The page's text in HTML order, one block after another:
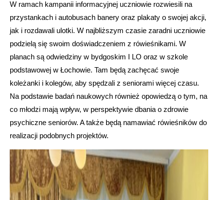
W ramach kampanii informacyjnej uczniowie rozwiesili na
przystankach i autobusach banery oraz plakaty o swojej akcji,
jak i rozdawali ulotki. W najbliższym czasie zaradni uczniowie
podzielą się swoim doświadczeniem z rówieśnikami. W
planach są odwiedziny w bydgoskim I LO oraz w szkole
podstawowej w Łochowie. Tam będą zachęcać swoje
koleżanki i kolegów, aby spędzali z seniorami więcej czasu.
Na podstawie badań naukowych również opowiedzą o tym, na
co młodzi mają wpływ, w perspektywie dbania o zdrowie
psychiczne seniorów. A także będą namawiać rówieśników do
realizacji podobnych projektów.